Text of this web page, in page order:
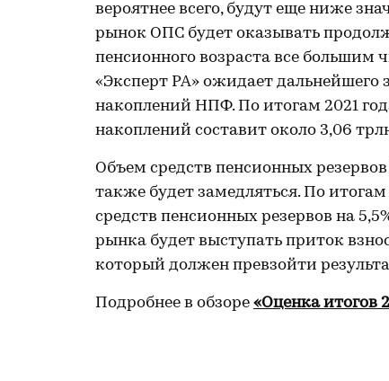
вероятнее всего, будут еще ниже
рынок ОПС будет оказывать
пенсионного возраста все большим
«Эксперт РА» ожидает дальнейшего
накоплений НПФ. По итогам 2021
накоплений составит около 3,06
Объем средств пенсионных
также будет замедляться. По
средств пенсионных резервов на
рынка будет выступать приток
который должен превзойти
Подробнее в обзоре «Оценка итогов